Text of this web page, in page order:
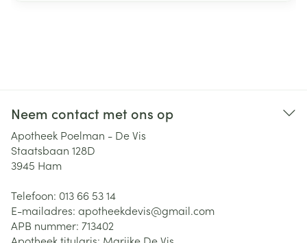
Neem contact met ons op
Apotheek Poelman - De Vis
Staatsbaan 128D
3945 Ham
Telefoon: 013 66 53 14
E-mailadres: apotheekdevis@gmail.com
APB nummer: 713402